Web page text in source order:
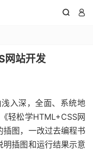
 
网站开发
入深，全面、系统地
轻松学HTML+CSS网
插图，一改过去编程书
插图和运行结果示意